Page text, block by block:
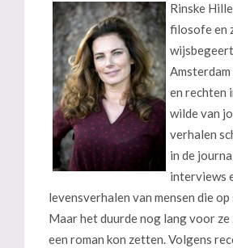
Rinske
filosofe en
en rechten
wilde van
verhalen
in de
interviews
levensverhalen van mensen die
Maar het duurde nog lang voor ze
een roman kon zetten. Volgens